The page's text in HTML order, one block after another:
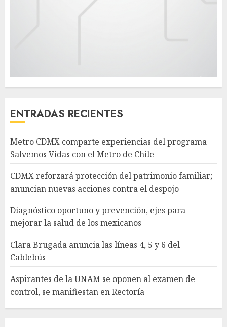
ENTRADAS RECIENTES
Metro CDMX comparte experiencias del programa
Salvemos Vidas con el Metro de Chile
CDMX reforzará protección del patrimonio familiar;
anuncian nuevas acciones contra el despojo
Diagnóstico oportuno y prevención, ejes para
mejorar la salud de los mexicanos
Clara Brugada anuncia las líneas 4, 5 y 6 del
Cablebús
Aspirantes de la UNAM se oponen al examen de
control, se manifiestan en Rectoría